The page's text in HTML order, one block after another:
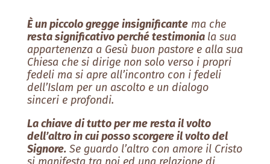
È un piccolo gregge insignificantema che
resta significativo perché testimonia la sua
appartenenza a Gesù buon pastore e alla sua
Chiesa che si dirige non solo verso i propri
fedeli ma si apre all’incontro con i fedeli
dell’Islam per un ascolto e un dialogo
sinceri e profondi.
La chiave di tutto per me resta il volto
dell’altro in cui posso scorgere il volto del
Signore.Se guardo l’altro con amore il Cristo